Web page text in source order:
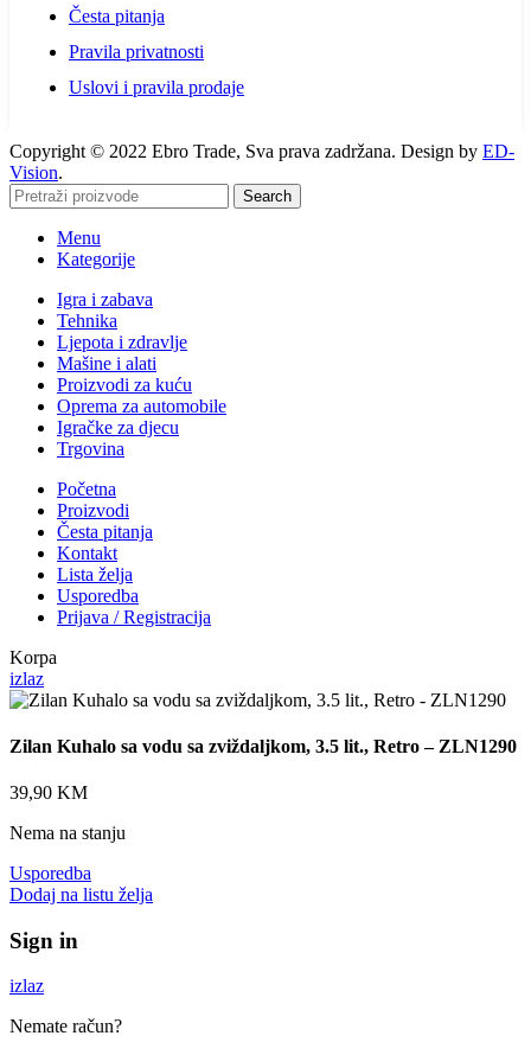
Česta pitanja
Pravila privatnosti
Uslovi i pravila prodaje
Copyright © 2022 Ebro Trade, Sva prava zadržana. Design by ED-
Vision.
Search
Menu
Kategorije
Igra i zabava
Tehnika
Ljepota i zdravlje
Mašine i alati
Proizvodi za kuću
Oprema za automobile
Igračke za djecu
Trgovina
Početna
Proizvodi
Česta pitanja
Kontakt
Lista želja
Usporedba
Prijava / Registracija
Korpa
izlaz
Zilan Kuhalo sa vodu sa zviždaljkom, 3.5 lit., Retro – ZLN1290
39,90 KM
Nema na stanju
Usporedba
Dodaj na listu želja
Sign in
izlaz
Nemate račun?